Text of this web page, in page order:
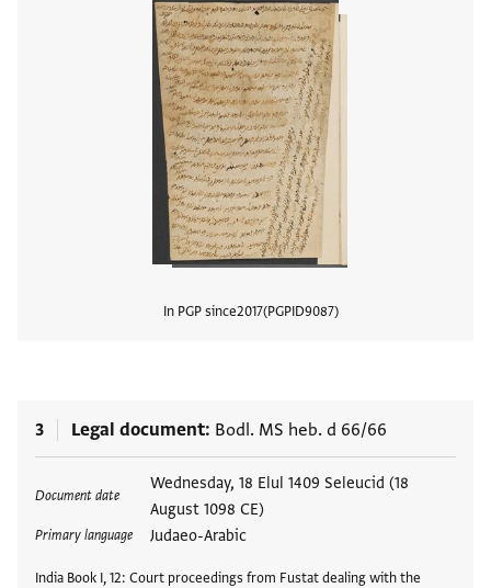
In PGP since2017 PGPID9087
3 Legal document Bodl. MS heb. d 66/66
Document date
Wednesday, 18 Elul 1409 Seleucid (18
August 1098 CE)
Primary language Judaeo-Arabic
India Book I, 12: Court proceedings from Fustat dealing with the